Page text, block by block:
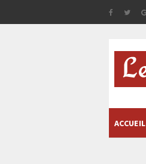
ACCUEIL